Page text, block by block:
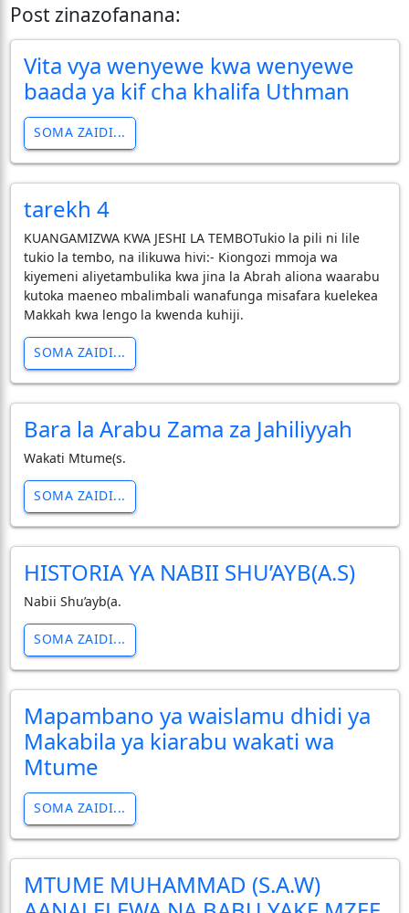
Post zinazofanana:
Vita vya wenyewe kwa wenyewe
baada ya kif cha khalifa Uthman
SOMA ZAIDI...
tarekh 4
KUANGAMIZWA KWA JESHI LA TEMBOTukio la pili ni lile
tukio la tembo, na ilikuwa hivi:- Kiongozi mmoja wa
kiyemeni aliyetambulika kwa jina la Abrah aliona waarabu
kutoka maeneo mbalimbali wanafunga misafara kuelekea
Makkah kwa lengo la kwenda kuhiji.
SOMA ZAIDI...
Bara la Arabu Zama za Jahiliyyah
Wakati Mtume(s.
SOMA ZAIDI...
HISTORIA YA NABII SHU’AYB(A.S)
Nabii Shu’ayb(a.
SOMA ZAIDI...
Mapambano ya waislamu dhidi ya
Makabila ya kiarabu wakati wa
Mtume
SOMA ZAIDI...
MTUME MUHAMMAD (S.A.W)